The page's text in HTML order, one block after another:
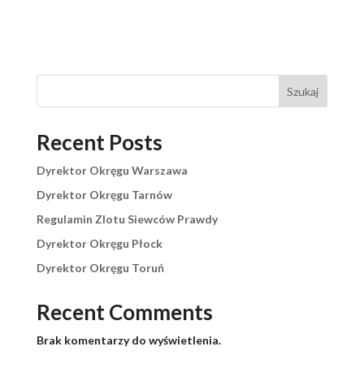
Szukaj
Recent Posts
Dyrektor Okręgu Warszawa
Dyrektor Okręgu Tarnów
Regulamin Zlotu Siewców Prawdy
Dyrektor Okręgu Płock
Dyrektor Okręgu Toruń
Recent Comments
Brak komentarzy do wyświetlenia.